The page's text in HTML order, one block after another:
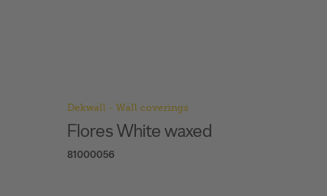
Dekwall - Wall coverings
Flores White waxed
81000056